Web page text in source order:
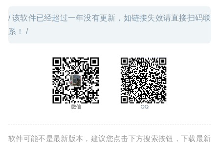
/ 该软件已经超过一年没有更新，如链接失效请直接扫码联
系！ /
软件可能不是最新版本，建议您点击下方搜索按钮，下载最新